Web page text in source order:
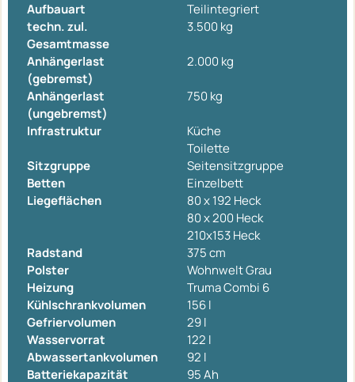
Aufbauart
Teilintegriert
techn. zul.
Gesamtmasse
3.500 kg
Anhängerlast
(gebremst)
2.000 kg
Anhängerlast
(ungebremst)
750 kg
Infrastruktur
Küche
Toilette
Sitzgruppe
Seitensitzgruppe
Betten
Einzelbett
Liegeflächen
80 x 192 Heck
80 x 200 Heck
210x153 Heck
Radstand
375 cm
Polster
Wohnwelt Grau
Heizung
Truma Combi 6
Kühlschrankvolumen
156 l
Gefriervolumen
29 l
Wasservorrat
122 l
Abwassertankvolumen
92 l
Batteriekapazität
95 Ah